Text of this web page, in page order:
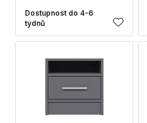
Dostupnost do 4-6
týdnů